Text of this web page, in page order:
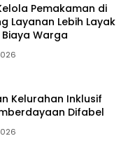
Pemakaman di
Layanan Lebih Layak
Warga
Kelurahan Inklusif
Difabel